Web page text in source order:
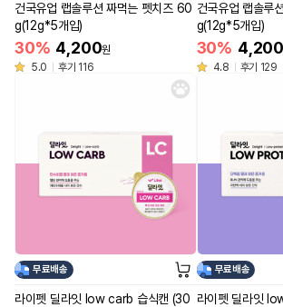
건국유업 랩솔루션 짜먹는 펫치즈 60
g(12g*5개입)
30% 4,200원
5.0
후기 116
건국유업 랩솔루
g(12g*5개입)
30% 4,200
4.8
후기 129
무료배송
라이펫 딜라잇 low carb 습식캔 (30
무료배송
라이펫 딜라잇